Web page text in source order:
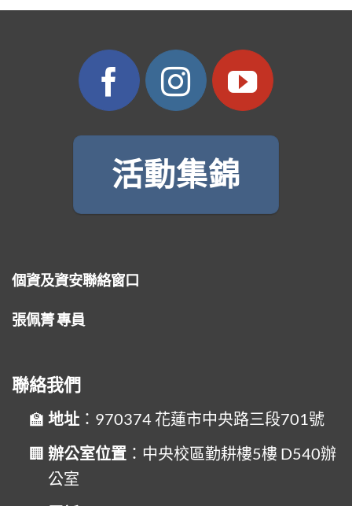
活動集錦
個資及資安聯絡窗口
張佩菁 專員
聯絡我們
地址 ：970374 花蓮市中央路三段701號
辦公室位置 ：中央校區勤耕樓5樓 D540辦
公室